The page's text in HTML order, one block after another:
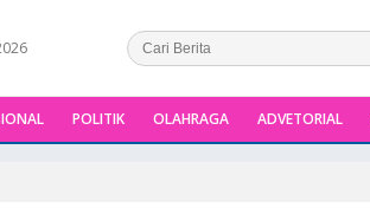
POLITIK OLAHRAGA ADVETORIAL